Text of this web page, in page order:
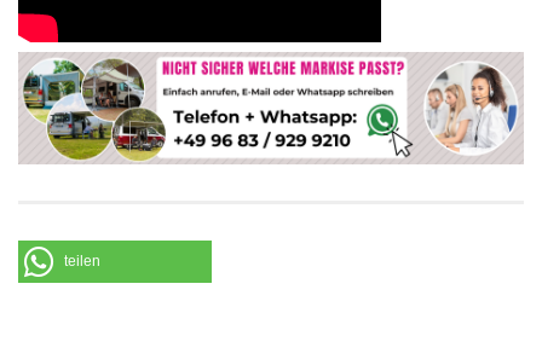
teilen